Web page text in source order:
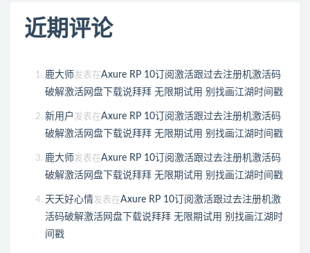
近期评论
鹿大师发表在Axure RP 10订阅激活跟过去注册机激活码
破解激活网盘下载说拜拜 无限期试用 别找画江湖时间戳
新用户 发表在Axure RP 10订阅激活跟过去注册机激活码
破解激活网盘下载说拜拜 无限期试用 别找画江湖时间戳
鹿大师发表在Axure RP 10订阅激活跟过去注册机激活码
破解激活网盘下载说拜拜 无限期试用 别找画江湖时间戳
天天好心情发表在Axure RP 10订阅激活跟过去注册机激
活码破解激活网盘下载说拜拜 无限期试用 别找画江湖时
间戳